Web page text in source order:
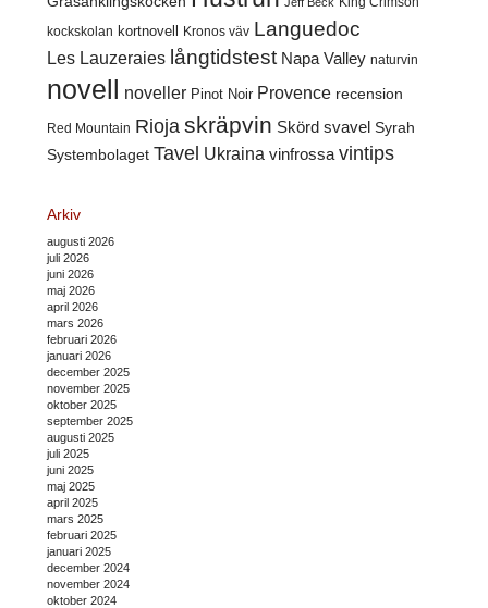
Jeff Beck
kockskolan kortnovell Kronos väv Languedoc
Les Lauzeraies långtidstest Napa Valley naturvin
novell noveller Pinot Noir Provence recension
Red Mountain Rioja skräpvin Skörd svavel Syrah
Systembolaget Tavel Ukraina vinfrossa vintips
Arkiv
augusti 2026
juli 2026
juni 2026
maj 2026
april 2026
mars 2026
februari 2026
januari 2026
december 2025
november 2025
oktober 2025
september 2025
augusti 2025
juli 2025
juni 2025
maj 2025
april 2025
mars 2025
februari 2025
januari 2025
december 2024
november 2024
oktober 2024